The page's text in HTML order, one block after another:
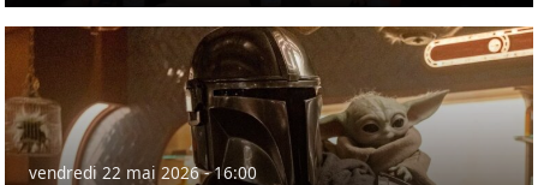
vendredi 22 mai 2026 - 16:00